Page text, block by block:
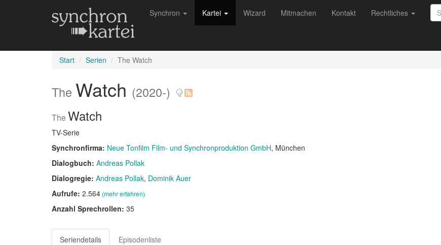
Synchron Kartei Wizard Mitmachen Kontakt Rechtliches
Start Serien The Watch
The Watch (2020-)
The Watch
TV-Serie
Synchronfirma: Neue Tonfilm Film- und Synchronproduktion GmbH, München
Dialogbuch: Andreas Pollak
Dialogregie: Andreas Pollak Dominik Auer
Aufrufe: 2.564(mehr erfahren)
Anzahl Sprechrollen: 35
Seriendetails
Episodenliste